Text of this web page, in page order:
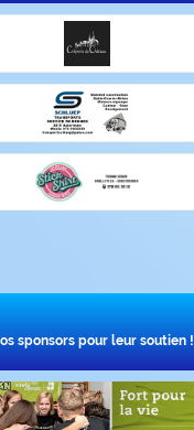
sponsors pour leur soutien !